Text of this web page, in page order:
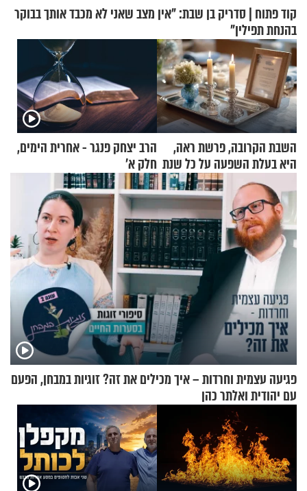
קוד פתוח | סדריק בן שבת: "אין מצב שאני לא מכבד אותך בבוקר
בהנחת תפילין"
השבת הקרובה, פרשת ראה,
היא בעלת השפעה על כל שנת
תשפ"ז
הרב יצחק פנגר - אחרית הימים,
חלק א’
פגיעה עצמית וחרדות – איך מכילים את זה? זוגיות במבחן, הפעם
עם יהודית ואלתר כהן